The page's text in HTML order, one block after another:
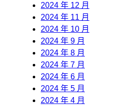
2024 年 12 月
2024 年 11 月
2024 年 10 月
2024 年 9 月
2024 年 8 月
2024 年 7 月
2024 年 6 月
2024 年 5 月
2024 年 4 月